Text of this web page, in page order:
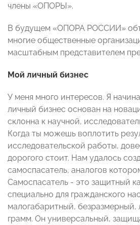
члены «ОПОРЫ».
В будущем «ОПОРА РОССИИ»
многие общественные
масштабным представителем
Мой личный бизнес
У меня много интересов. Я
личный бизнес основан на
склонна к научной,
Когда ты можешь воплотить
исследовательской работы,
дорогого стоит. Нам удалось
самоспасатель, аналогов
Самоспасатель - это защитный
специально для гражданского
малогабаритный, безразмерный,
грамм. Он универсальный,